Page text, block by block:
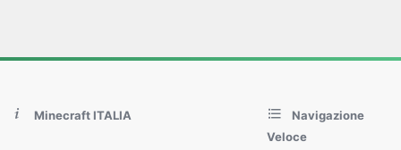
Minecraft ITALIA
Navigazione
Veloce